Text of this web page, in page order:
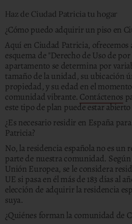
Haz de Ciudad Patricia tu hogar
¿Cómo puedo adquirir un piso en
Aquí en Ciudad Patricia, ofrecemos
esquema de "Derecho de Uso de
apartamento se determina por
tamaño de la unidad, su ubicación
propiedad, y su edad en el
comunidad vibrante. Contáctenos
este tipo de plan puede estar
¿Es necesario residir en España
Patricia?
No, la residencia española no es un
parte de nuestra comunidad.
Unión Europea, se le considera
UE si pasa en él más de 183 días al
elección de adquirir la residencia
suya.
¿Quiénes forman la comunidad de